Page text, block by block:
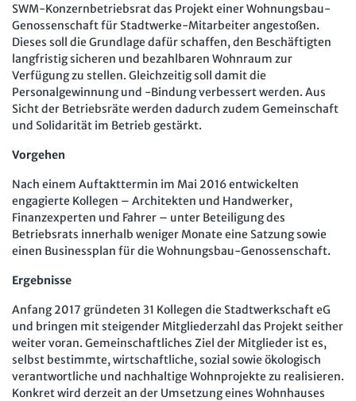
Soziale Sicherheit
SWM-Konzernbetriebsrat das Projekt einer Wohnungsbau-
Genossenschaft für Stadtwerke-Mitarbeiter angestoßen.
Dieses soll die Grundlage dafür schaffen, den Beschäftigten
langfristig sicheren und bezahlbaren Wohnraum zur
Verfügung zu stellen. Gleichzeitig soll damit die
Personalgewinnung und -Bindung verbessert werden. Aus
Sicht der Betriebsräte werden dadurch zudem Gemeinschaft
und Solidarität im Betrieb gestärkt.
Vorgehen
Nach einem Auftakttermin im Mai 2016 entwickelten
engagierte Kollegen – Architekten und Handwerker,
Finanzexperten und Fahrer – unter Beteiligung des
Betriebsrats innerhalb weniger Monate eine Satzung sowie
einen Businessplan für die Wohnungsbau-Genossenschaft.
Ergebnisse
Anfang 2017 gründeten 31 Kollegen die Stadtwerkschaft eG
und bringen mit steigender Mitgliederzahl das Projekt seither
weiter voran. Gemeinschaftliches Ziel der Mitglieder ist es,
selbst bestimmte, wirtschaftliche, sozial sowie ökologisch
verantwortliche und nachhaltige Wohnprojekte zu realisieren.
Konkret wird derzeit an der Umsetzung eines Wohnhauses